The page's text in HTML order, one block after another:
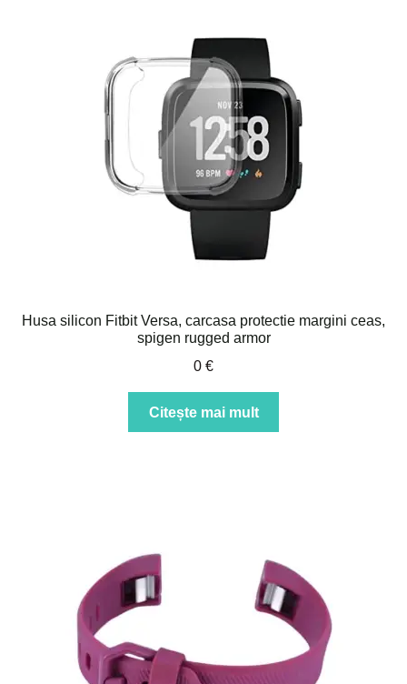
Husa silicon Fitbit Versa, carcasa protectie margini ceas,
spigen rugged armor
0 €
Citește mai mult